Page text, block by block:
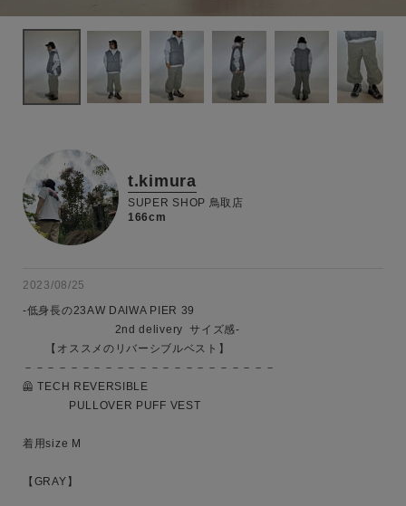
t.kimura
SUPER SHOP 鳥取店
166cm
2023/08/25
-低身長の23AW DAIWA PIER 39
2nd delivery  サイズ感-
【オススメのリバーシブルベスト】
－－－－－－－－－－－－－－－－－－－－－－
🦺 TECH REVERSIBLE
PULLOVER PUFF VEST
着用size M
【GRAY】